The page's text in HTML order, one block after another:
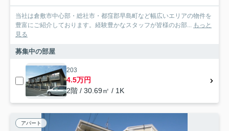
当社は倉敷市中心部・総社市・都窪郡早島町など幅広いエリアの物件を
豊富にご紹介しております。経験豊かなスタッフが皆様のお部... もっと
見る
募集中の部屋
203
4.5万円
2階 / 30.69㎡ / 1K
アパート